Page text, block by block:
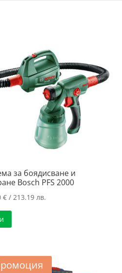
за боядисване и
Bosch PFS 2000
€ / 213.19 лв.